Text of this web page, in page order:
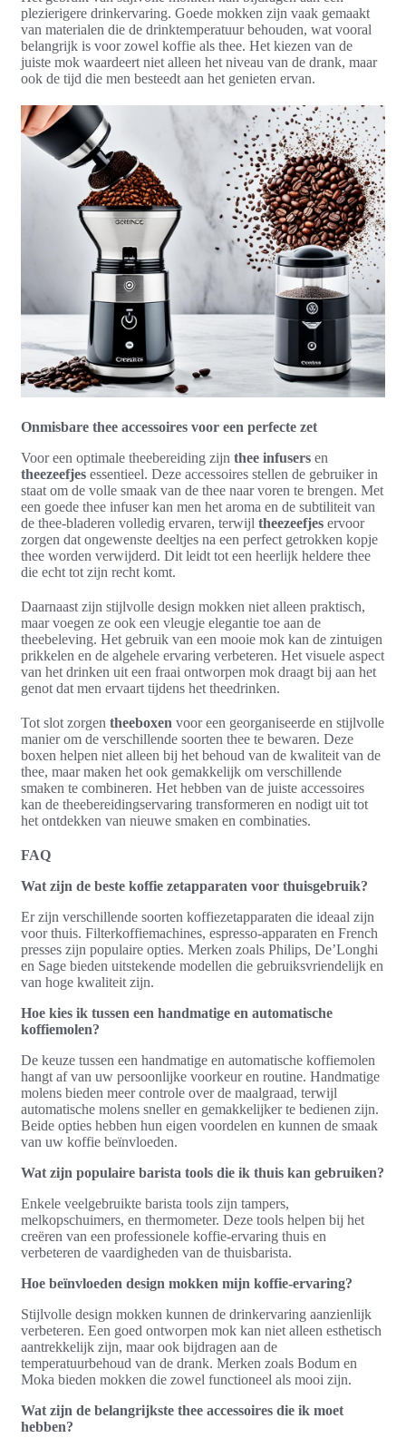
plezierigere drinkervaring. Goede mokken zijn vaak gemaakt
van materialen die de drinktemperatuur behouden, wat vooral
belangrijk is voor zowel koffie als thee. Het kiezen van de
juiste mok waardeert niet alleen het niveau van de drank, maar
ook de tijd die men besteedt aan het genieten ervan.
Onmisbare thee accessoires voor een perfecte zet
Voor een optimale theebereiding zijn thee infusers en
theezeefjes essentieel. Deze accessoires stellen de gebruiker in
staat om de volle smaak van de thee naar voren te brengen. Met
een goede thee infuser kan men het aroma en de subtiliteit van
de thee-bladeren volledig ervaren, terwijl theezeefjes ervoor
zorgen dat ongewenste deeltjes na een perfect getrokken kopje
thee worden verwijderd. Dit leidt tot een heerlijk heldere thee
die echt tot zijn recht komt.
Daarnaast zijn stijlvolle design mokken niet alleen praktisch,
maar voegen ze ook een vleugje elegantie toe aan de
theebeleving. Het gebruik van een mooie mok kan de zintuigen
prikkelen en de algehele ervaring verbeteren. Het visuele aspect
van het drinken uit een fraai ontworpen mok draagt bij aan het
genot dat men ervaart tijdens het theedrinken.
Tot slot zorgen theeboxen voor een georganiseerde en stijlvolle
manier om de verschillende soorten thee te bewaren. Deze
boxen helpen niet alleen bij het behoud van de kwaliteit van de
thee, maar maken het ook gemakkelijk om verschillende
smaken te combineren. Het hebben van de juiste accessoires
kan de theebereidingservaring transformeren en nodigt uit tot
het ontdekken van nieuwe smaken en combinaties.
FAQ
Wat zijn de beste koffie zetapparaten voor thuisgebruik?
Er zijn verschillende soorten koffiezetapparaten die ideaal zijn
voor thuis. Filterkoffiemachines, espresso-apparaten en French
presses zijn populaire opties. Merken zoals Philips, De’Longhi
en Sage bieden uitstekende modellen die gebruiksvriendelijk en
van hoge kwaliteit zijn.
Hoe kies ik tussen een handmatige en automatische
koffiemolen?
De keuze tussen een handmatige en automatische koffiemolen
hangt af van uw persoonlijke voorkeur en routine. Handmatige
molens bieden meer controle over de maalgraad, terwijl
automatische molens sneller en gemakkelijker te bedienen zijn.
Beide opties hebben hun eigen voordelen en kunnen de smaak
van uw koffie beïnvloeden.
Wat zijn populaire barista tools die ik thuis kan gebruiken?
Enkele veelgebruikte barista tools zijn tampers,
melkopschuimers, en thermometer. Deze tools helpen bij het
creëren van een professionele koffie-ervaring thuis en
verbeteren de vaardigheden van de thuisbarista.
Hoe beïnvloeden design mokken mijn koffie-ervaring?
Stijlvolle design mokken kunnen de drinkervaring aanzienlijk
verbeteren. Een goed ontworpen mok kan niet alleen esthetisch
aantrekkelijk zijn, maar ook bijdragen aan de
temperatuurbehoud van de drank. Merken zoals Bodum en
Moka bieden mokken die zowel functioneel als mooi zijn.
Wat zijn de belangrijkste thee accessoires die ik moet
hebben?